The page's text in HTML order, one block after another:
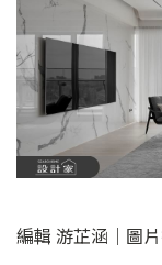
編輯 游芷涵｜圖